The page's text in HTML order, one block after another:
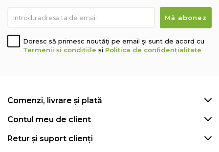
Doresc să primesc noutăți pe email și sunt de acord cu
Termenii și condițiile și Politica de confidențialitate
Comenzi, livrare și plată
Contul meu de client
Retur și suport clienți